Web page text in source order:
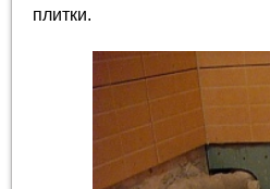
плитки.